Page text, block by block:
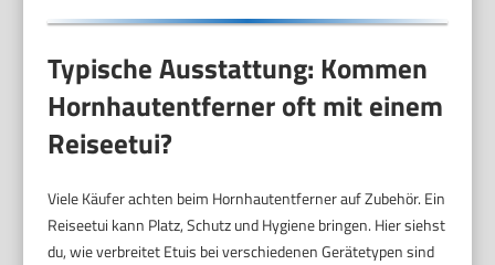
Typische Ausstattung: Kommen
Hornhautentferner oft mit einem
Reiseetui?
Viele Käufer achten beim Hornhautentferner auf Zubehör. Ein
Reiseetui kann Platz, Schutz und Hygiene bringen. Hier siehst
du, wie verbreitet Etuis bei verschiedenen Gerätetypen sind